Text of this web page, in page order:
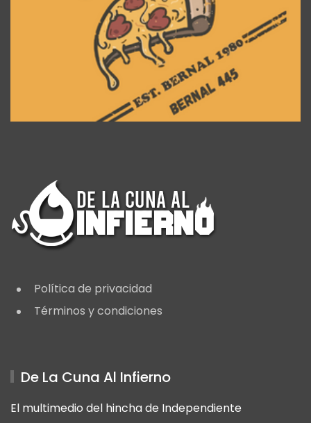
Política de privacidad
Términos y condiciones
De La Cuna Al Infierno
El multimedio del hincha de Independiente